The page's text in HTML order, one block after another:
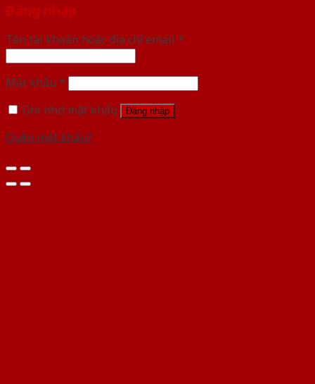
Đăng nhập
Tên tài khoản hoặc địa chỉ email *
Mật khẩu *
Ghi nhớ mật khẩu
Đăng nhập
Quên mật khẩu?